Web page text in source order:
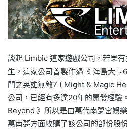
談起 Limbic 這家遊戲公司，若果
生，這家公司曾製作過《 海島大
門之英雄無敵7 ( Might & Magic
公司，已經有多達20年的開發經驗
Beyond 》所以是由萬代南夢宮娛
萬南夢方面收購了該公司的部份股